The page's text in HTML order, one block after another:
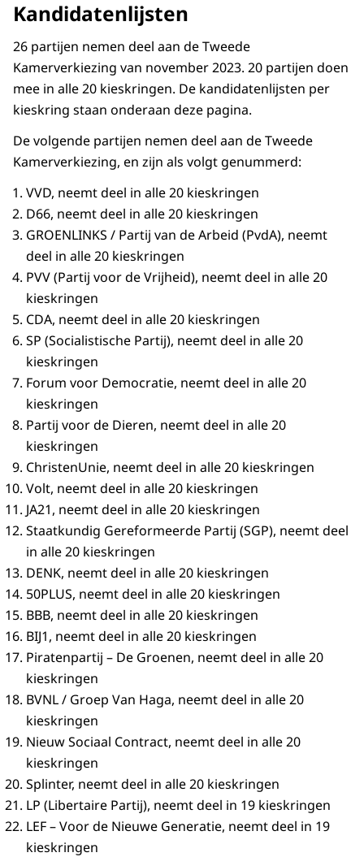
Kandidatenlijsten
26 partijen nemen deel aan de Tweede
Kamerverkiezing van november 2023. 20 partijen doen
mee in alle 20 kieskringen. De kandidatenlijsten per
kieskring staan onderaan deze pagina.
De volgende partijen nemen deel aan de Tweede
Kamerverkiezing, en zijn als volgt genummerd:
VVD, neemt deel in alle 20 kieskringen
D66, neemt deel in alle 20 kieskringen
GROENLINKS / Partij van de Arbeid (PvdA), neemt
deel in alle 20 kieskringen
PVV (Partij voor de Vrijheid), neemt deel in alle 20
kieskringen
CDA, neemt deel in alle 20 kieskringen
SP (Socialistische Partij), neemt deel in alle 20
kieskringen
Forum voor Democratie, neemt deel in alle 20
kieskringen
Partij voor de Dieren, neemt deel in alle 20
kieskringen
ChristenUnie, neemt deel in alle 20 kieskringen
Volt, neemt deel in alle 20 kieskringen
JA21, neemt deel in alle 20 kieskringen
Staatkundig Gereformeerde Partij (SGP), neemt deel
in alle 20 kieskringen
DENK, neemt deel in alle 20 kieskringen
50PLUS, neemt deel in alle 20 kieskringen
BBB, neemt deel in alle 20 kieskringen
BIJ1, neemt deel in alle 20 kieskringen
Piratenpartij – De Groenen, neemt deel in alle 20
kieskringen
BVNL / Groep Van Haga, neemt deel in alle 20
kieskringen
Nieuw Sociaal Contract, neemt deel in alle 20
kieskringen
Splinter, neemt deel in alle 20 kieskringen
LP (Libertaire Partij), neemt deel in 19 kieskringen
LEF – Voor de Nieuwe Generatie, neemt deel in 19
kieskringen